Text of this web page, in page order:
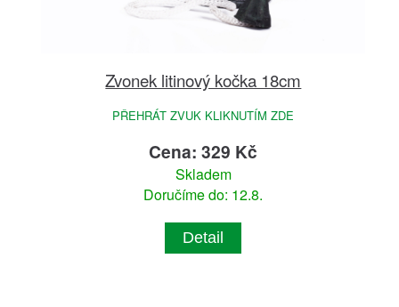
Zvonek litinový kočka 18cm
PŘEHRÁT ZVUK KLIKNUTÍM ZDE
Cena: 329 Kč
Skladem
Doručíme do: 12.8.
Detail